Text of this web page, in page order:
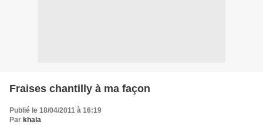
Fraises chantilly à ma façon
Publié le 18/04/2011 à 16:19
Par khala